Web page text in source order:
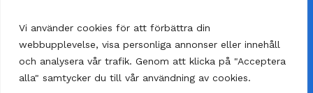
Vi använder cookies för att förbättra din
webbupplevelse, visa personliga annonser eller innehåll
och analysera vår trafik. Genom att klicka på "Acceptera
alla" samtycker du till vår användning av cookies.
Vår kundtjänst har öppet alla helgfria vardagar.
Vi besvarar dina frågor så fort som möjligt,
senast inom 48 timmar.